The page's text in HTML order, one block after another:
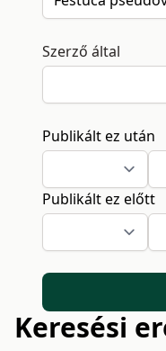
Szerző által
Publikált ez után
Publikált ez előtt
Keresési